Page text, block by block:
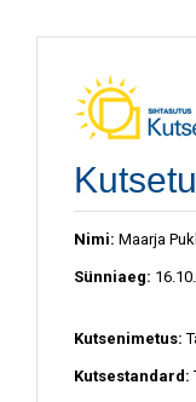
Nimi: Maarja
Sünniaeg:
Kutsenimetus:
Kutsestandard: